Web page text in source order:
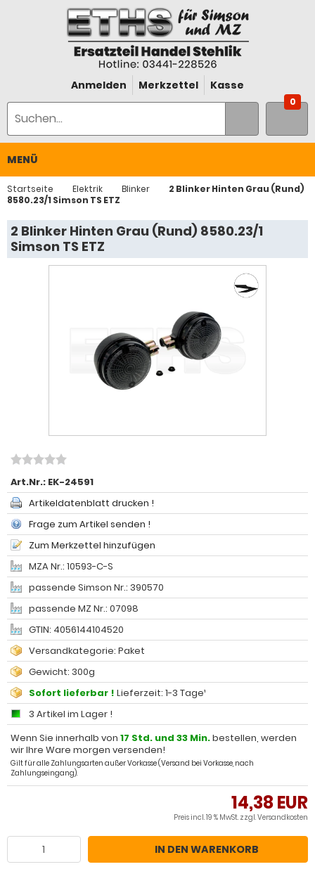
Anmelden Merkzettel Kasse
0
MENÜ
Startseite Elektrik Blinker
2 Blinker Hinten Grau (Rund)
8580.23/1 Simson TS ETZ
2 Blinker Hinten Grau (Rund) 8580.23/1
Simson TS ETZ
Art.Nr.: EK-24591
Artikeldatenblatt drucken !
Frage zum Artikel senden !
Zum Merkzettel hinzufügen
MZA Nr.: 10593-C-S
passende Simson Nr.: 390570
passende MZ Nr.: 07098
GTIN: 4056144104520
Versandkategorie: Paket
Gewicht: 300g
Sofort lieferbar ! Lieferzeit: 1-3 Tage¹
3 Artikel im Lager !
Wenn Sie innerhalb von 17 Std. und 32 Min.bestellen, werden
wir Ihre Ware morgen versenden!
Gilt für alle Zahlungsarten außer Vorkasse (Versand bei Vorkasse, nach
Zahlungseingang).
14,38 EUR
Preis incl. 19 % MwSt. zzgl.Versandkosten
IN DEN WARENKORB